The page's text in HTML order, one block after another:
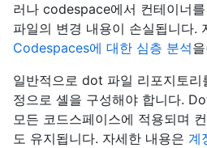
러나 codespace에서 컨테이너
파일의 변경 내용이 손실됩니다.
Codespaces에 대한 심층 분석
일반적으로 dot 파일 리포지토리
정으로 셸을 구성해야 합니다.
모든 코드스페이스에 적용되며
도 유지됩니다. 자세한 내용은 계